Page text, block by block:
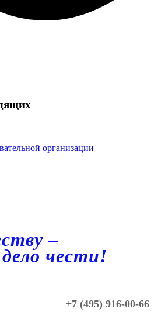
организации
–
+7 (495) 916-00-66